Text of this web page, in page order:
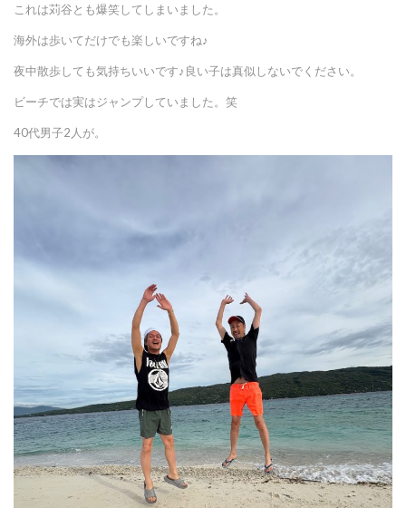
これは苅谷とも爆笑してしまいました。
海外は歩いてだけでも楽しいですね♪
夜中散歩しても気持ちいいです♪良い子は真似しないでください。
ビーチでは実はジャンプしていました。笑
40代男子2人が。